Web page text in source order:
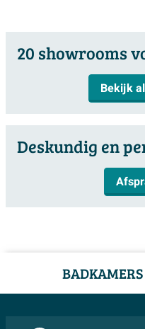
20 showrooms
Bekijk
Deskundig en